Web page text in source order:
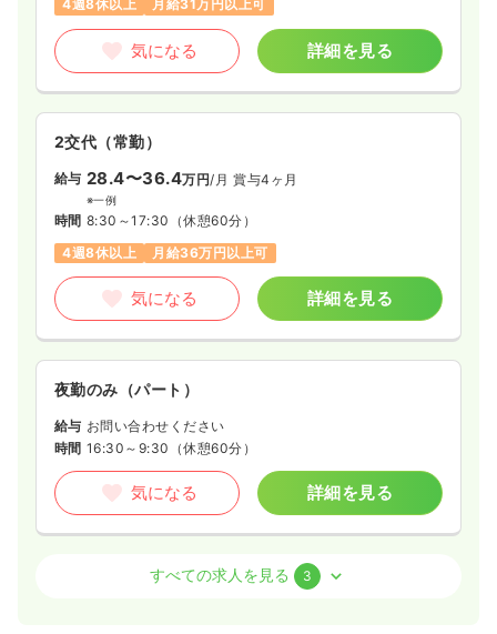
4週8休以上
月給31万円以上可
気になる 詳細を見る
2交代（常勤）
給与 28.4〜36.4万円/月 賞与4ヶ月
※一例
時間 8:30～17:30 （休憩60分）
4週8休以上
月給36万円以上可
気になる 詳細を見る
夜勤のみ（パート）
給与 お問い合わせください
時間 16:30～9:30 （休憩60分）
気になる 詳細を見る
正・准看護師すべての求人を見る 3